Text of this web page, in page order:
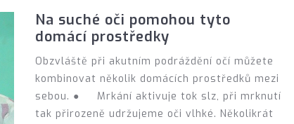
Na suché oči pomohou tyto
domácí prostředky
Obzvláště při akutním podráždění očí můžete
kombinovat několik domácích prostředků mezi
sebou. ● Mrkání aktivuje tok slz, při mrknutí
tak přirozeně udržujeme oči vlhké. Několikrát